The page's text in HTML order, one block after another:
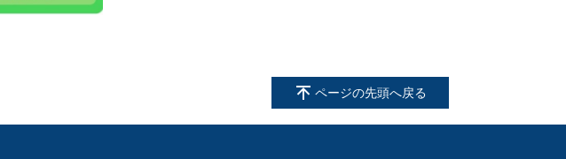
ページの先頭へ戻る